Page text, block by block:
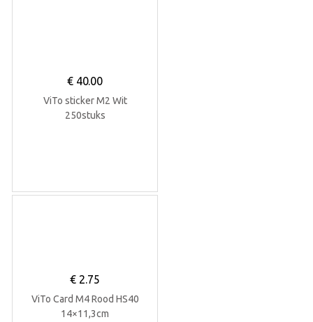
€40.00
ViTo sticker M2 Wit
250stuks
€ 2.75
ViTo Card M4 Rood HS40
14×11,3cm